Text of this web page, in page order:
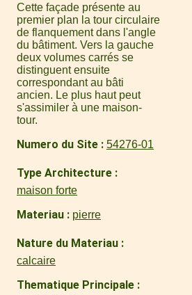
Cette façade présente au
premier plan la tour circulaire
de flanquement dans l'angle
du bâtiment. Vers la gauche
deux volumes carrés se
distinguent ensuite
correspondant au bâti
ancien. Le plus haut peut
s'assimiler à une maison-
tour.
Numero du Site 54276-01
Type Architecture
maison forte
Materiau pierre
Nature du Materiau
calcaire
Thematique Principale